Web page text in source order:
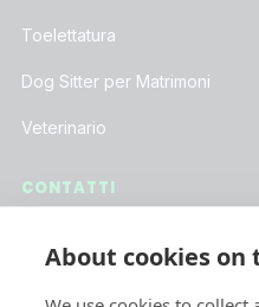
Toelettatura
Dog Sitter per Matrimoni
Veterinario
CONTATTI
About cookies on